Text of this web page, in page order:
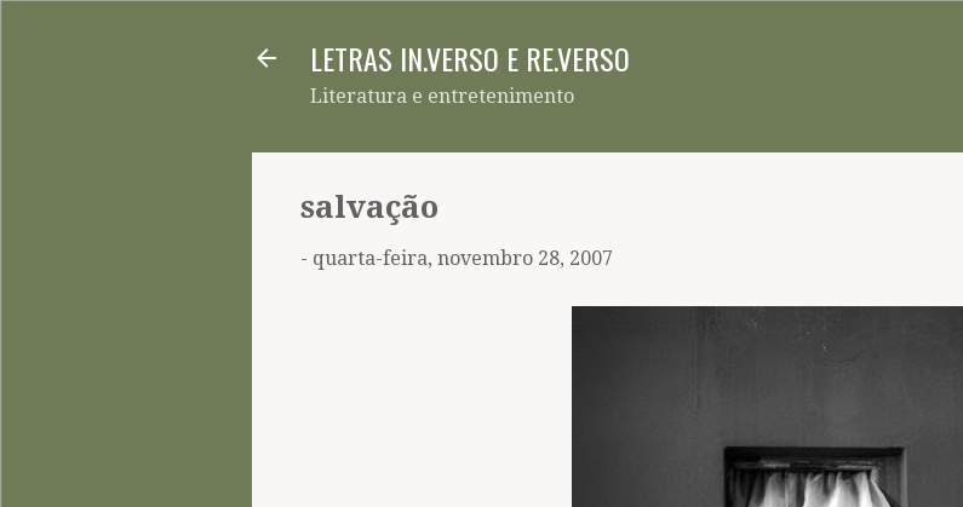
LETRAS IN.VERSO E RE.VERSO
Literatura e entretenimento
salvação
- quarta-feira, novembro 28, 2007